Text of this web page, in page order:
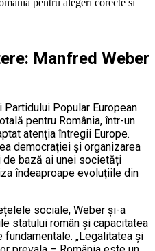
Manfred Weber
Partidului Popular European
pentru România, într-un
atenția întregii Europe.
democrației și organizarea
bază ai unei societăți
îndeaproape evoluțiile din
sociale, Weber și-a
statului român și capacitatea
„Legalitatea și